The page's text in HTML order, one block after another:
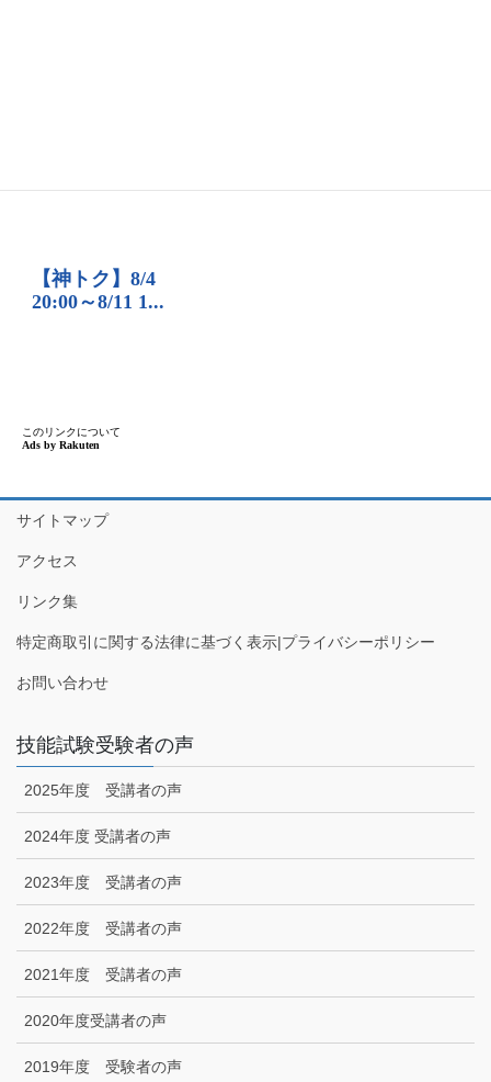
サイトマップ
アクセス
リンク集
特定商取引に関する法律に基づく表示|プライバシーポリシー
お問い合わせ
技能試験受験者の声
2025年度 受講者の声
2024年度 受講者の声
2023年度 受講者の声
2022年度 受講者の声
2021年度 受講者の声
2020年度受講者の声
2019年度 受験者の声